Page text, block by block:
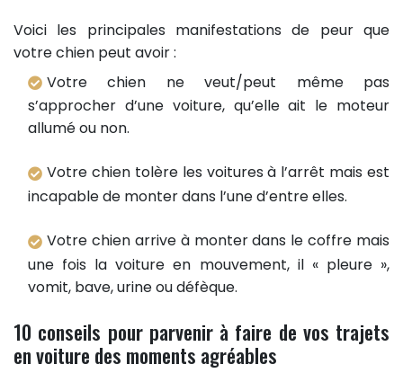
Voici les principales manifestations de peur que
votre chien peut avoir :
Votre chien ne veut/peut même pas
s’approcher d’une voiture, qu’elle ait le moteur
allumé ou non.
Votre chien tolère les voitures à l’arrêt mais est
incapable de monter dans l’une d’entre elles.
Votre chien arrive à monter dans le coffre mais
une fois la voiture en mouvement, il « pleure »,
vomit, bave, urine ou défèque.
10 conseils pour parvenir à faire de vos trajets
en voiture des moments agréables